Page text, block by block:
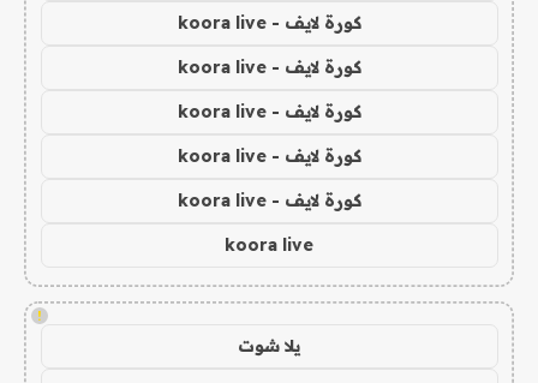
كورة لايف - koora live
كورة لايف - koora live
كورة لايف - koora live
كورة لايف - koora live
كورة لايف - koora live
koora live
!
يلا شوت